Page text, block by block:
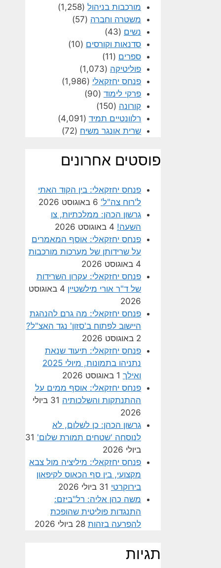
מורכבות בניהול (1,258)
משטרה וחברה (57)
נשים (43)
סדנאות וקורסים (10)
ספרים (11)
פוליטיקה (1,073)
פנחס יחזקאלי (1,986)
פרקי לימוד (90)
קורונה (150)
רלוונטיים תמיד (4,091)
שרית אונגר משיח (72)
פוסטים אחרונים
פנחס יחזקאלי: בין הקוד האתי
ל'רוח צה"ל' 6 באוגוסט 2026
גרשון הכהן: ממלכתיות, צו
השעה! 4 באוגוסט 2026
פנחס יחזקאלי: אוסף המאמרים
על שרידותן של מערכות מורכבות
4 באוגוסט 2026
פנחס יחזקאלי: עקרון השרידות
של ד"ר אורי מילשטיין
4 באוגוסט
2026
פנחס יחזקאלי: מה גרם להנהגת
היישוב לפתוח ב'סזון' נגד האצ"ל?
2 באוגוסט 2026
פנחס יחזקאלי: תיעוד שנאת
נתניהו בתמונות, מיולי 2025
ואילך 1 באוגוסט 2026
פנחס יחזקאלי: אוסף ממים על
ההתנתקות והשלכותיה
31 ביולי
2026
גרשון הכהן: כן לשלום, לא
לנוסחה 'שטחים תמורת שלום' 31
ביולי 2026
פנחס יחזקאלי: מיליציה מול צבא
מקצועי, בין סף הכאוס לקיפאון
בירוקרטי 31 ביולי 2026
משה כהן אליה: רל"ביזם:
התנגדות פוליטית שהופכת
להפרעה בזהות 28 ביולי 2026
תגיות